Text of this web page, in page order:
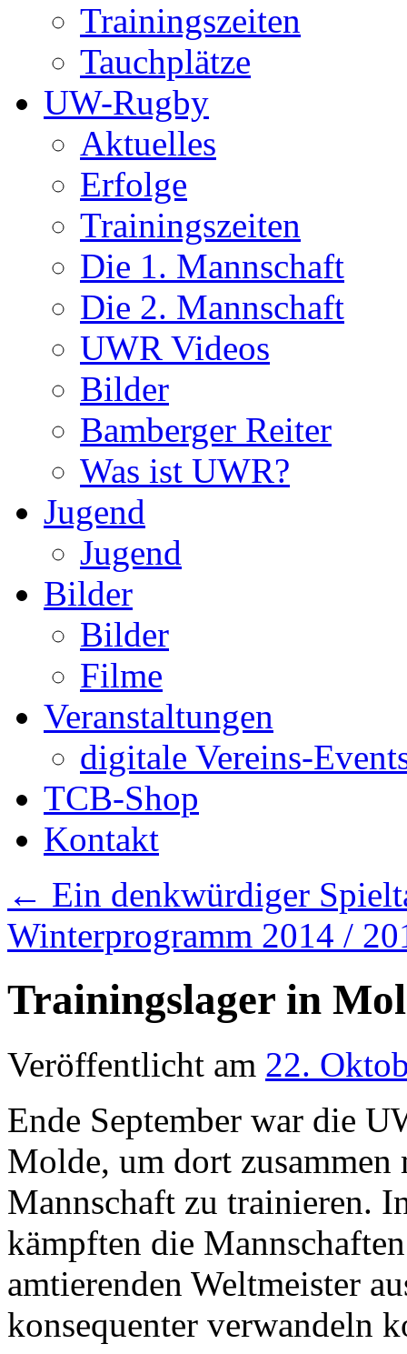
Trainingszeiten
Tauchplätze
UW-Rugby
Aktuelles
Erfolge
Trainingszeiten
Die 1. Mannschaft
Die 2. Mannschaft
UWR Videos
Bilder
Bamberger Reiter
Was ist UWR?
Jugend
Jugend
Bilder
Bilder
Filme
Veranstaltungen
digitale Vereins-
TCB-Shop
Kontakt
← Ein denkwürdiger
Winterprogramm 2014 /
Trainingslager in
Veröffentlicht am 22.
Ende September war die
Molde, um dort
Mannschaft zu trainieren.
kämpften die
amtierenden Weltmeister
konsequenter verwandeln